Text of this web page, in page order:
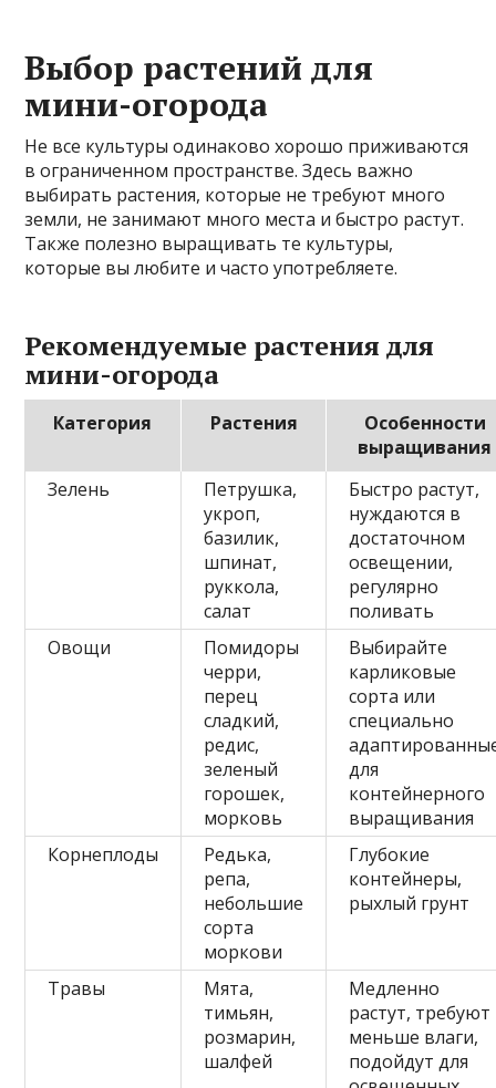
Выбор растений для
мини-огорода
Не все культуры одинаково хорошо приживаются
в ограниченном пространстве. Здесь важно
выбирать растения, которые не требуют много
земли, не занимают много места и быстро растут.
Также полезно выращивать те культуры,
которые вы любите и часто употребляете.
Рекомендуемые растения для
мини-огорода
Категория Растения
Особенности
выращивания
Зелень
Петрушка,
укроп,
базилик,
шпинат,
руккола,
салат
Быстро растут,
нуждаются в
достаточном
освещении,
регулярно
поливать
Овощи
Помидоры
черри,
перец
сладкий,
редис,
зеленый
горошек,
морковь
Выбирайте
карликовые
сорта или
специально
для
контейнерного
выращивания
Корнеплоды
Редька,
репа,
небольшие
сорта
моркови
Глубокие
контейнеры,
рыхлый грунт
Травы
Мята,
тимьян,
розмарин,
шалфей
Медленно
растут, требуют
меньше влаги,
подойдут для